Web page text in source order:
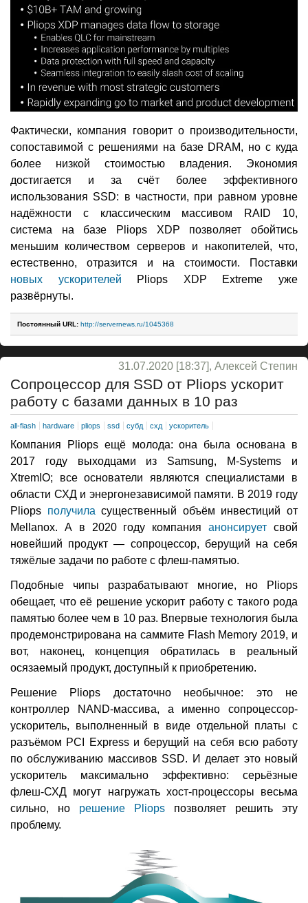
Фактически, компания говорит о производительности,
сопоставимой с решениями на базе DRAM, но с куда
более низкой стоимостью владения. Экономия
достигается и за счёт более эффективного
использования SSD: в частности, при равном уровне
надёжности с классическим массивом RAID 10,
система на базе Pliops XDP позволяет обойтись
меньшим количеством серверов и накопителей, что,
естественно, отразится и на стоимости. Поставки
новых ускорителей Pliops XDP Extreme уже
развёрнуты.
Постоянный URL: http://servernews.ru/1045368
31.07.2020 [18:37], Алексей Степин
Сопроцессор для SSD от Pliops ускорит
работу с базами данных в 10 раз
all-flash hardware pliops ssd субд схд ускоритель
Компания Pliops ещё молода: она была основана в
2017 году выходцами из Samsung, M-Systems и
XtremIO; все основатели являются специалистами в
области СХД и энергонезависимой памяти. В 2019 году
Pliops получила существенный объём инвестиций от
Mellanox. А в 2020 году компанияанонсирует свой
новейший продукт — сопроцессор, берущий на себя
тяжёлые задачи по работе с флеш-памятью.
Подобные чипы разрабатывают многие, но Pliops
обещает, что её решение ускорит работу с такого рода
памятью более чем в 10 раз. Впервые технология была
продемонстрирована на саммите Flash Memory 2019, и
вот, наконец, концепция обратилась в реальный
осязаемый продукт, доступный к приобретению.
Решение Pliops достаточно необычное: это не
контроллер NAND-массива, а именно сопроцессор-
ускоритель, выполненный в виде отдельной платы с
разъёмом PCI Express и берущий на себя всю работу
по обслуживанию массивов SSD. И делает это новый
ускоритель максимально эффективно: серьёзные
флеш-СХД могут нагружать хост-процессоры весьма
сильно, но решение Pliops позволяет решить эту
проблему.